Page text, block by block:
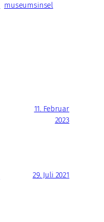
museumsinsel
11. Februar
2023
29. Juli 2021